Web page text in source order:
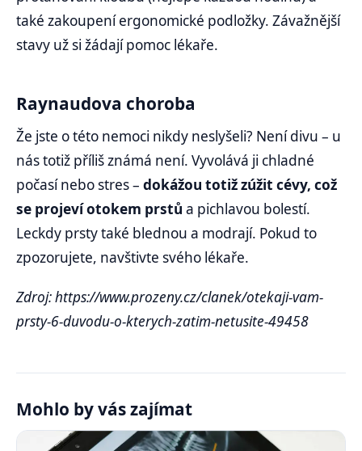
také zakoupení ergonomické podložky. Závažnější
stavy už si žádají pomoc lékaře.
Raynaudova choroba
Že jste o této nemoci nikdy neslyšeli? Není divu – u
nás totiž příliš známá není. Vyvolává ji chladné
počasí nebo stres – dokážou totiž zúžit cévy, což
se projeví otokem prstů a pichlavou bolestí.
Leckdy prsty také blednou a modrají. Pokud to
zpozorujete, navštivte svého lékaře.
Zdroj: https://www.prozeny.cz/clanek/otekaji-vam-
prsty-6-duvodu-o-kterych-zatim-netusite-49458
Mohlo by vás zajímat